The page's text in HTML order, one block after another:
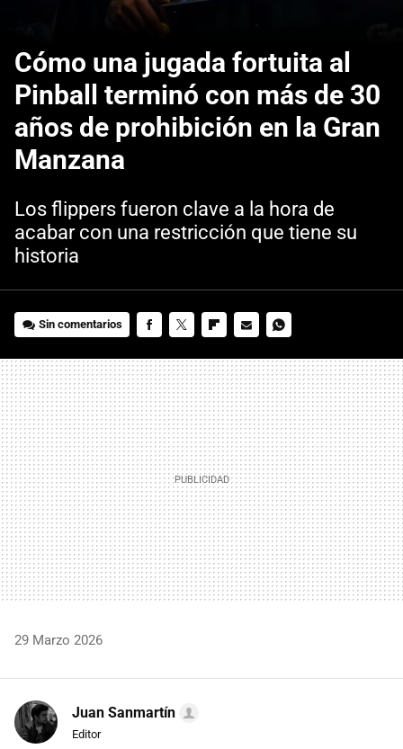
Cómo una jugada fortuita al
Pinball terminó con más de 30
años de prohibición en la Gran
Manzana
Los flippers fueron clave a la hora de
acabar con una restricción que tiene su
historia
Sin comentarios
MAIL
29 Marzo 2026
Juan Sanmartín
Editor